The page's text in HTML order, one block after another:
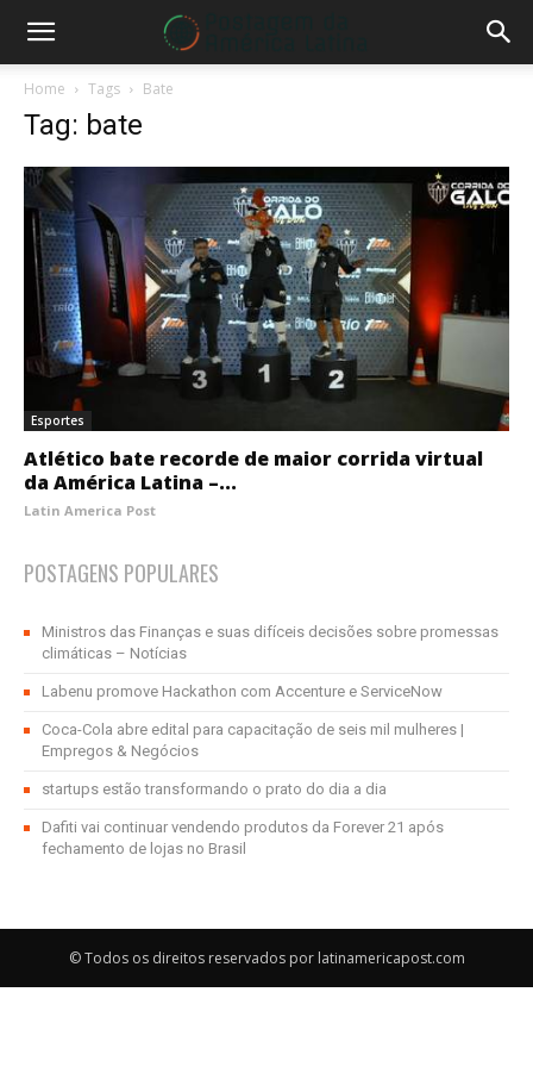
Home Tags Bate
Tag: bate
Esportes
Atlético bate recorde de maior corrida virtual
da América Latina –...
Latin America Post
POSTAGENS POPULARES
Ministros das Finanças e suas difíceis decisões sobre promessas
climáticas – Notícias
Labenu promove Hackathon com Accenture e ServiceNow
Coca-Cola abre edital para capacitação de seis mil mulheres |
Empregos & Negócios
startups estão transformando o prato do dia a dia
Dafiti vai continuar vendendo produtos da Forever 21 após
fechamento de lojas no Brasil
© Todos os direitos reservados por latinamericapost.com